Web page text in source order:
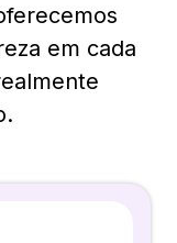
em cada